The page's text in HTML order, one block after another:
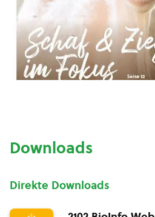
Downloads
Direkte Downloads